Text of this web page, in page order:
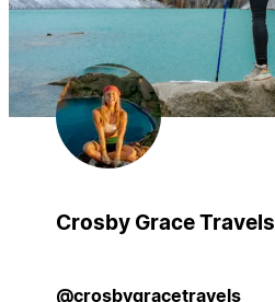
Crosby Grace Travels
@crosbygracetravels